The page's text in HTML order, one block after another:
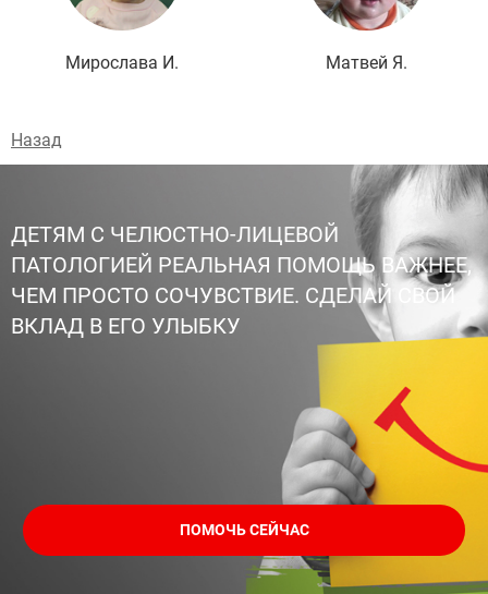
Мирослава И. Матвей Я.
Назад
ДЕТЯМ С ЧЕЛЮСТНО-ЛИЦЕВОЙ
ПАТОЛОГИЕЙ РЕАЛЬНАЯ ПОМОЩЬ ВАЖНЕЕ,
ЧЕМ ПРОСТО СОЧУВСТВИЕ. СДЕЛАЙ СВОЙ
ВКЛАД В ЕГО УЛЫБКУ
ПОМОЧЬ СЕЙЧАС